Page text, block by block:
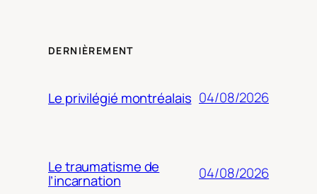
DERNIÈREMENT
Le privilégié montréalais 04/08/2026
Le traumatisme de
l’incarnation 04/08/2026